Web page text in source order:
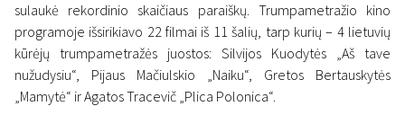
Naujienos
sulaukė rekordinio skaičiaus paraiškų. Trumpametražio kino
programoje išsirikiavo 22 filmai iš 11 šalių, tarp kurių – 4 lietuvių
kūrėjų trumpametražės juostos: Silvijos Kuodytės „Aš tave
nužudysiu“, Pijaus Mačiulskio „Naiku“, Gretos Bertauskytės
„Mamytė“ ir Agatos Tracevič „Plica Polonica“.